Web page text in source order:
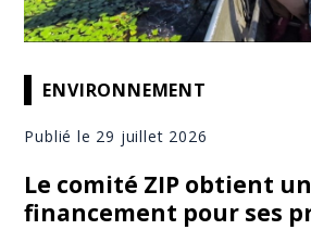
ENVIRONNEMENT
Publié le 29 juillet 2026
Le comité ZIP obtient un
financement pour ses